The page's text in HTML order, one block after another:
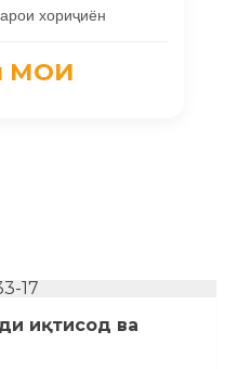
хориҷиён
МОИ
иқтисод ва